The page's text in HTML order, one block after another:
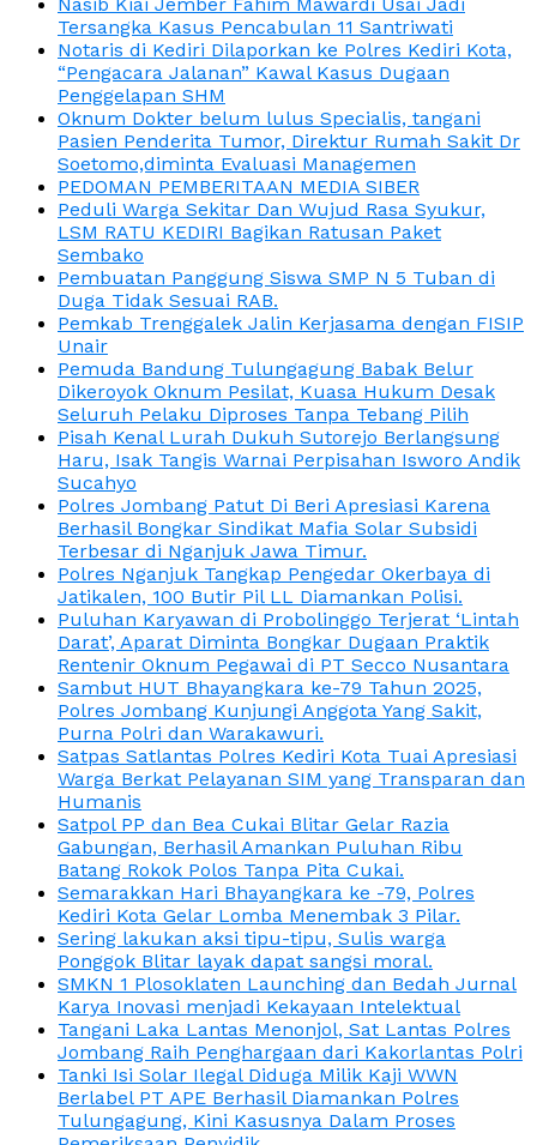
Tersangka Kasus Pencabulan 11 Santriwati
Notaris di Kediri Dilaporkan ke Polres Kediri Kota,
“Pengacara Jalanan” Kawal Kasus Dugaan
Penggelapan SHM
Oknum Dokter belum lulus Specialis, tangani
Pasien Penderita Tumor, Direktur Rumah Sakit Dr
Soetomo,diminta Evaluasi Managemen
PEDOMAN PEMBERITAAN MEDIA SIBER
Peduli Warga Sekitar Dan Wujud Rasa Syukur,
LSM RATU KEDIRI Bagikan Ratusan Paket
Sembako
Pembuatan Panggung Siswa SMP N 5 Tuban di
Duga Tidak Sesuai RAB.
Pemkab Trenggalek Jalin Kerjasama dengan FISIP
Unair
Pemuda Bandung Tulungagung Babak Belur
Dikeroyok Oknum Pesilat, Kuasa Hukum Desak
Seluruh Pelaku Diproses Tanpa Tebang Pilih
Pisah Kenal Lurah Dukuh Sutorejo Berlangsung
Haru, Isak Tangis Warnai Perpisahan Isworo Andik
Sucahyo
Polres Jombang Patut Di Beri Apresiasi Karena
Berhasil Bongkar Sindikat Mafia Solar Subsidi
Terbesar di Nganjuk Jawa Timur.
Polres Nganjuk Tangkap Pengedar Okerbaya di
Jatikalen, 100 Butir Pil LL Diamankan Polisi.
Puluhan Karyawan di Probolinggo Terjerat ‘Lintah
Darat’, Aparat Diminta Bongkar Dugaan Praktik
Rentenir Oknum Pegawai di PT Secco Nusantara
Sambut HUT Bhayangkara ke-79 Tahun 2025,
Polres Jombang Kunjungi Anggota Yang Sakit,
Purna Polri dan Warakawuri.
Satpas Satlantas Polres Kediri Kota Tuai Apresiasi
Warga Berkat Pelayanan SIM yang Transparan dan
Humanis
Satpol PP dan Bea Cukai Blitar Gelar Razia
Gabungan, Berhasil Amankan Puluhan Ribu
Batang Rokok Polos Tanpa Pita Cukai.
Semarakkan Hari Bhayangkara ke -79, Polres
Kediri Kota Gelar Lomba Menembak 3 Pilar.
Sering lakukan aksi tipu-tipu, Sulis warga
Ponggok Blitar layak dapat sangsi moral.
SMKN 1 Plosoklaten Launching dan Bedah Jurnal
Karya Inovasi menjadi Kekayaan Intelektual
Tangani Laka Lantas Menonjol, Sat Lantas Polres
Jombang Raih Penghargaan dari Kakorlantas Polri
Tanki Isi Solar Ilegal Diduga Milik Kaji WWN
Berlabel PT APE Berhasil Diamankan Polres
Tulungagung, Kini Kasusnya Dalam Proses